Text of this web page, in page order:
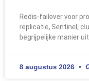
Redis-failover voor
replicatie, Sentinel,
begrijpelijke manier
8 augustus 2026